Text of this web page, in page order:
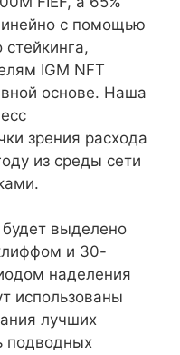
с помощью
IGM NFT
основе. Наша
зрения расхода
из среды сети
выделено
и 30-
наделения
использованы
лучших
подводных